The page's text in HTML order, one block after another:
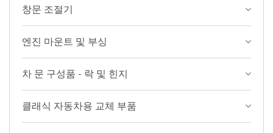
창문 조절기
엔진 마운트 및 부싱
차 문 구성품 - 락 및 힌지
클래식 자동차용 교체 부품